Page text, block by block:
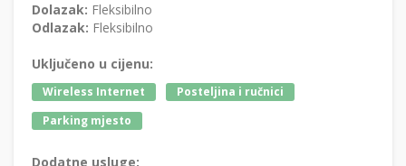
Dolazak: Fleksibilno
Odlazak: Fleksibilno
Uključeno u cijenu:
Wireless Internet
Posteljina i ručnici
Parking mjesto
Dodatne usluge: